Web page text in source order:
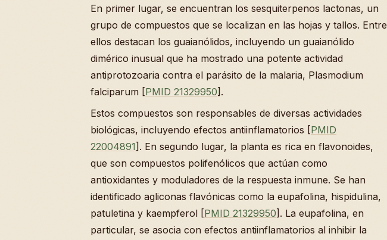
En primer lugar, se encuentran los sesquiterpenos lactonas, un
grupo de compuestos que se localizan en las hojas y tallos. Entre
ellos destacan los guaianólidos, incluyendo un guaianólido
dimérico inusual que ha mostrado una potente actividad
antiprotozoaria contra el parásito de la malaria, Plasmodium
falciparum [PMID 21329950].
Estos compuestos son responsables de diversas actividades
biológicas, incluyendo efectos antiinflamatorios [PMID
22004891]. En segundo lugar, la planta es rica en flavonoides,
que son compuestos polifenólicos que actúan como
antioxidantes y moduladores de la respuesta inmune. Se han
identificado agliconas flavónicas como la eupafolina, hispidulina,
patuletina y kaempferol [PMID 21329950]. La eupafolina, en
particular, se asocia con efectos antiinflamatorios al inhibir la